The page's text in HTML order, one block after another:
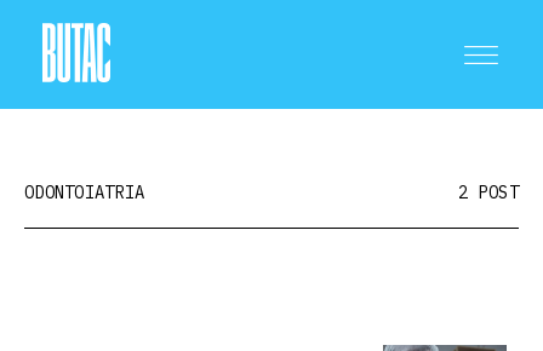
ODONTOIATRIA 2 POST